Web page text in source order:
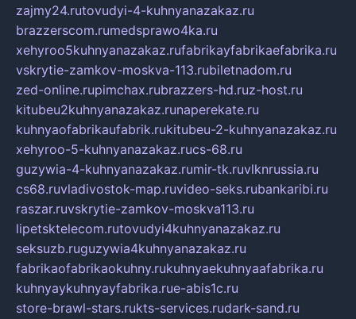
zajmy24.rutovudyi-4-kuhnyanazakaz.ru
brazzerscom.rumedsprawo4ka.ru
xehyroo5kuhnyanazakaz.rufabrikayfabrikaefabrika.ru
vskrytie-zamkov-moskva-113.rubiletnadom.ru
zed-online.rupimchax.rubrazzers-hd.ruz-host.ru
kitubeu2kuhnyanazakaz.runaperekate.ru
kuhnyaofabrikaufabrik.rukitubeu-2-kuhnyanazakaz.ru
xehyroo-5-kuhnyanazakaz.rucs-68.ru
guzywia-4-kuhnyanazakaz.rumir-tk.ruvlknrussia.ru
cs68.ruvladivostok-map.ruvideo-seks.rubankaribi.ru
raszar.ruvskrytie-zamkov-moskva113.ru
lipetsktelecom.rutovudyi4kuhnyanazakaz.ru
seksuzb.ruguzywia4kuhnyanazakaz.ru
fabrikaofabrikaokuhny.rukuhnyaekuhnyaafabrika.ru
kuhnyaykuhnyayfabrika.rue-abis1c.ru
store-brawl-stars.rukts-services.rudark-sand.ru